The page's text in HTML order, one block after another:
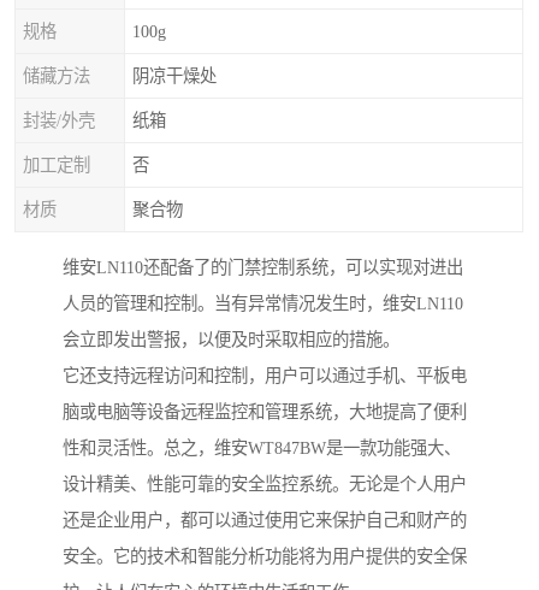
规格 100g
储藏方法 阴凉干燥处
封装/外壳 纸箱
加工定制 否
材质 聚合物
维安LN110还配备了的门禁控制系统，可以实现对进出
人员的管理和控制。当有异常情况发生时，维安LN110
会立即发出警报，以便及时采取相应的措施。
它还支持远程访问和控制，用户可以通过手机、平板电
脑或电脑等设备远程监控和管理系统，大地提高了便利
性和灵活性。总之，维安WT847BW是一款功能强大、
设计精美、性能可靠的安全监控系统。无论是个人用户
还是企业用户，都可以通过使用它来保护自己和财产的
安全。它的技术和智能分析功能将为用户提供的安全保